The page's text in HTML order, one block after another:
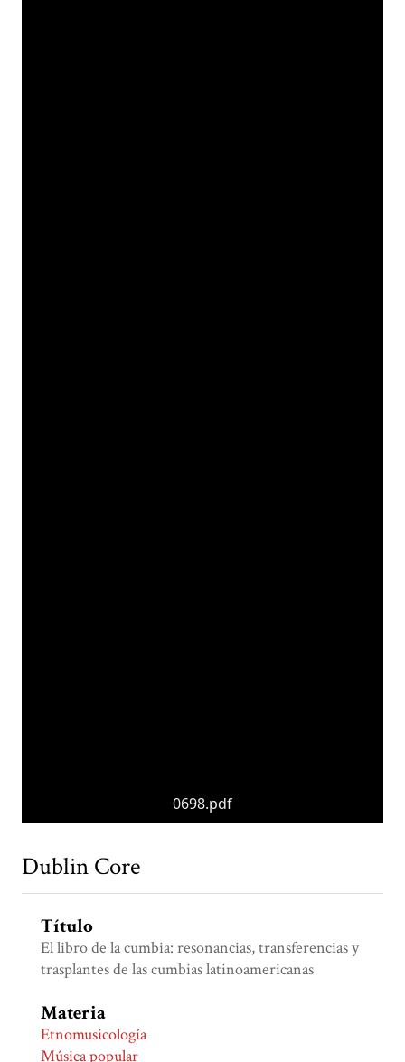
0698.pdf
Dublin Core
Título
El libro de la cumbia: resonancias, transferencias y
trasplantes de las cumbias latinoamericanas
Materia
Etnomusicología
Música popular